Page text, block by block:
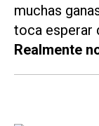
muchas
toca esperar
Realmente